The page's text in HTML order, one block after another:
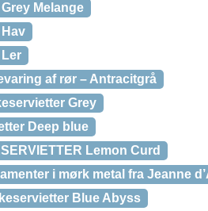
Melange
af rør – Antracitgrå
Grey
Deep blue
Lemon Curd
i mørk metal fra Jeanne
Blue Abyss